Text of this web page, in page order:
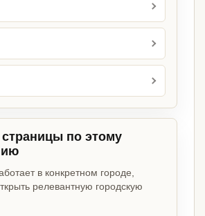
страницы по этому
в конкретном городе,
релевантную городскую